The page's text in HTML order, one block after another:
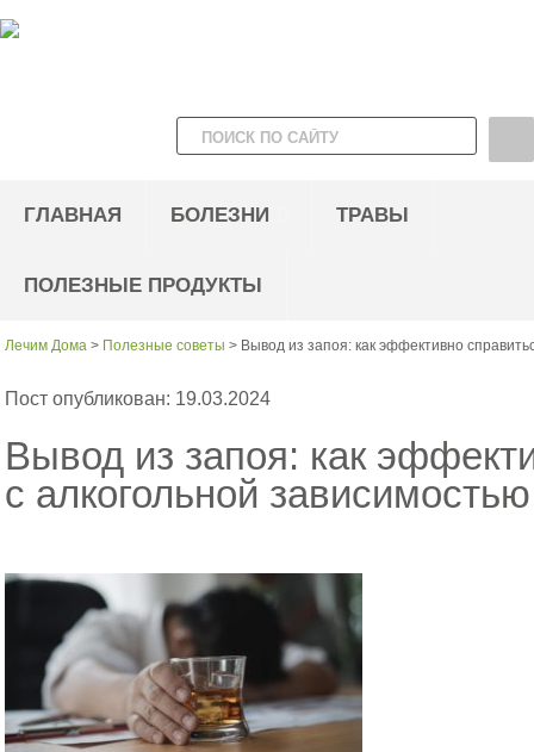
ГЛАВНАЯ БОЛЕЗНИ ТРАВЫ
ПОЛЕЗНЫЕ ПРОДУКТЫ
Лечим Дома > Полезные советы > Вывод из запоя: как эффективно
Пост опубликован: 19.03.2024
Вывод из запоя: как
с алкогольной зависимостью